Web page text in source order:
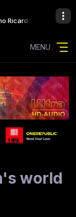
Ricardo
MENU
world